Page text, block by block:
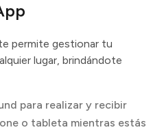
permite gestionar tu
lugar, brindándote
para realizar y recibir
o tableta mientras estás